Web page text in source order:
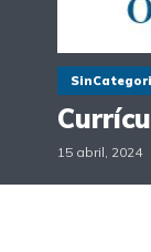
15 abril, 2024